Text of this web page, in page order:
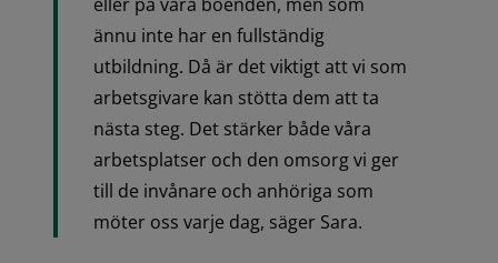
eller på våra boenden, men som
ännu inte har en fullständig
utbildning. Då är det viktigt att vi som
arbetsgivare kan stötta dem att ta
nästa steg. Det stärker både våra
arbetsplatser och den omsorg vi ger
till de invånare och anhöriga som
möter oss varje dag, säger Sara.